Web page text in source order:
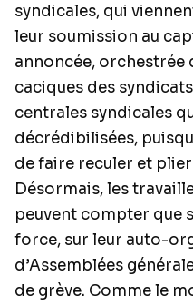
syndicales, qui
leur soumission au
annoncée, orchestrée
caciques des
centrales syndicales
décrédibilisées,
de faire reculer et
Désormais, les
peuvent compter que
force, sur leur auto-
d’Assemblées
de grève. Comme le